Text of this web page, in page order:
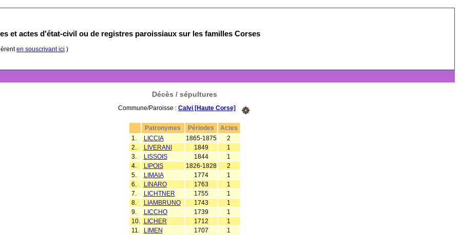
et actes d'état-civil ou de registres paroissiaux sur les familles Corses
en souscrivant ici )
Décès / sépultures
Commune/Paroisse : Calvi [Haute Corse]
Patronymes Périodes
Actes
1.
LICCIA 1865-1875
2
2.
LIVERANI 1849
1
3.
LISSOIS 1844
1
4.
LIPOIS 1826-1828
2
5.
LIMAIA 1774
1
6.
LINARO 1763
1
7.
LICHTNER 1755
1
8.
LIAMBRUNO 1743
1
9.
LICCHO 1739
1
10.
LICHER 1712
1
11.
LIMEN 1707
1